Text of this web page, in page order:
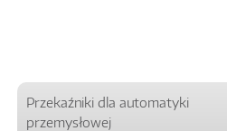
Przekaźniki dla automatyki
przemysłowej